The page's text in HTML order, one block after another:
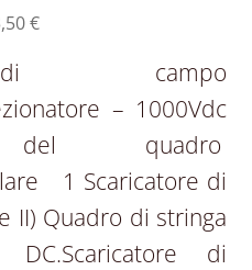
€
campo
– 1000Vdc
del quadro
1 Scaricatore di
II) Quadro di stringa
DC.Scaricatore di